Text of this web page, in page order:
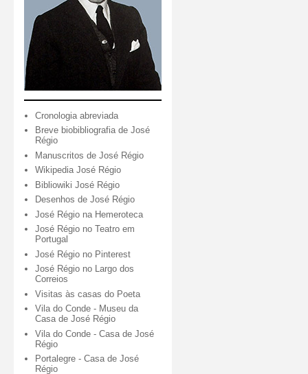
Cronologia abreviada
Breve biobibliografia de José
Régio
Manuscritos de José Régio
Wikipedia José Régio
Bibliowiki José Régio
Desenhos de José Régio
José Régio na Hemeroteca
José Régio no Teatro em
Portugal
José Régio no Pinterest
José Régio no Largo dos
Correios
Visitas às casas do Poeta
Vila do Conde - Museu da
Casa de José Régio
Vila do Conde - Casa de José
Régio
Portalegre - Casa de José
Régio